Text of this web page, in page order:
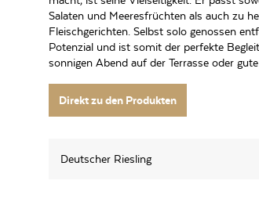
Salaten und Meeresfrüchten als auch zu
Fleischgerichten. Selbst solo genossen
Potenzial und ist somit der perfekte
sonnigen Abend auf der Terrasse oder
Direkt zu den Produkten
Deutscher Riesling